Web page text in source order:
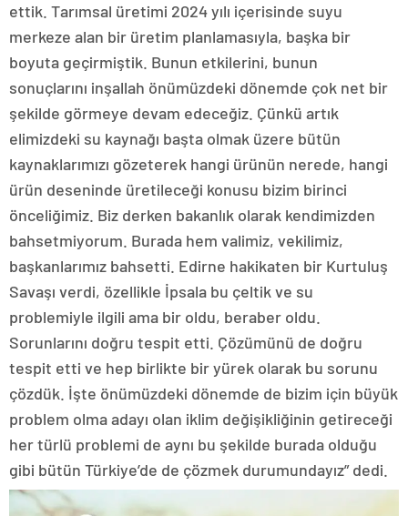
ettik. Tarımsal üretimi 2024 yılı içerisinde suyu
merkeze alan bir üretim planlamasıyla, başka bir
boyuta geçirmiştik. Bunun etkilerini, bunun
sonuçlarını inşallah önümüzdeki dönemde çok net bir
şekilde görmeye devam edeceğiz. Çünkü artık
elimizdeki su kaynağı başta olmak üzere bütün
kaynaklarımızı gözeterek hangi ürünün nerede, hangi
ürün deseninde üretileceği konusu bizim birinci
önceliğimiz. Biz derken bakanlık olarak kendimizden
bahsetmiyorum. Burada hem valimiz, vekilimiz,
başkanlarımız bahsetti. Edirne hakikaten bir Kurtuluş
Savaşı verdi, özellikle İpsala bu çeltik ve su
problemiyle ilgili ama bir oldu, beraber oldu.
Sorunlarını doğru tespit etti. Çözümünü de doğru
tespit etti ve hep birlikte bir yürek olarak bu sorunu
çözdük. İşte önümüzdeki dönemde de bizim için büyük
problem olma adayı olan iklim değişikliğinin getireceği
her türlü problemi de aynı bu şekilde burada olduğu
gibi bütün Türkiye’de de çözmek durumundayız” dedi.